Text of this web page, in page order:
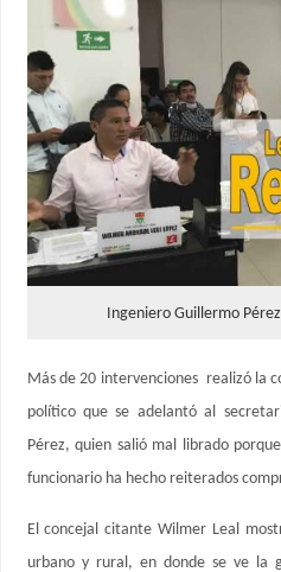
Ingeniero Guillermo
Más de 20 intervenciones realizó la
político que se adelantó al
Pérez, quien salió mal librado
funcionario ha hecho reiterados
El concejal citante Wilmer Leal
urbano y rural, en donde se ve la